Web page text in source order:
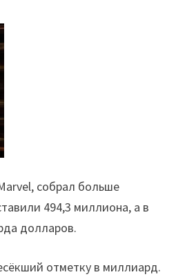
собрал больше
494,3 миллиона, а в
долларов.
отметку в миллиард.